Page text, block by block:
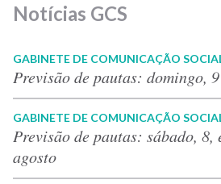
Notícias GCS
GABINETE DE COMUNICAÇÃO
Previsão de pautas: domingo,
GABINETE DE COMUNICAÇÃO
Previsão de pautas: sábado, 8,
agosto